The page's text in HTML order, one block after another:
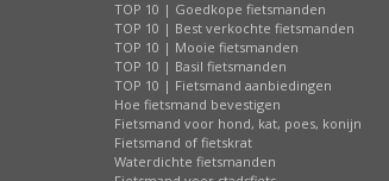
TOP 10 | Goedkope fietsmanden
TOP 10 | Best verkochte fietsmanden
TOP 10 | Mooie fietsmanden
TOP 10 | Basil fietsmanden
TOP 10 | Fietsmand aanbiedingen
Hoe fietsmand bevestigen
Fietsmand voor hond, kat, poes, konijn
Fietsmand of fietskrat
Waterdichte fietsmanden